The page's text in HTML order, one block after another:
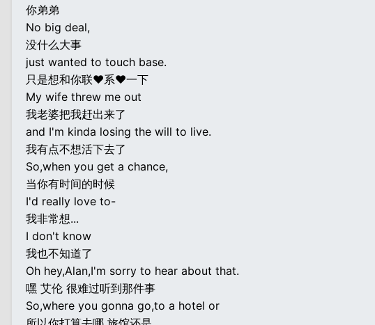
你弟弟
No big deal,
没什么大事
just wanted to touch base.
只是想和你联♥系♥一下
My wife threw me out
我老婆把我赶出来了
and I'm kinda losing the will to live.
我有点不想活下去了
So,when you get a chance,
当你有时间的时候
I'd really love to-
我非常想...
I don't know
我也不知道了
Oh hey,Alan,I'm sorry to hear about that.
嘿 艾伦 很难过听到那件事
So,where you gonna go,to a hotel or